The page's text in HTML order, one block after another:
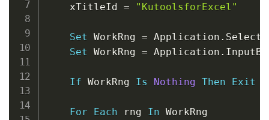
    xTitleId
= "KutoolsforExcel"
Set WorkRng = Application .
Set WorkRng = Application .
If WorkRng Is Nothing Then Exit
For Each rng In WorkRng